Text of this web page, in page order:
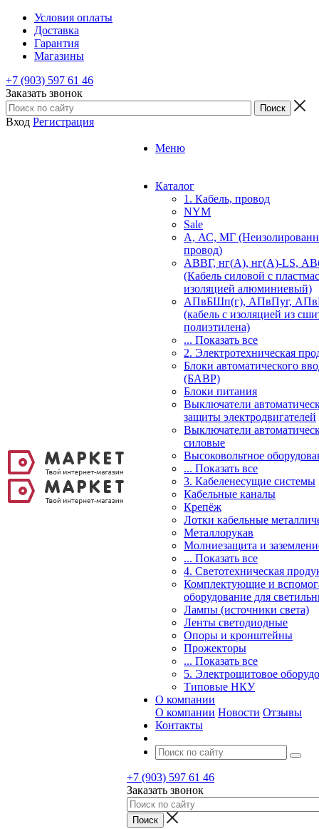
Условия оплаты
Доставка
Гарантия
Магазины
+7 (903) 597 61 46
Заказать звонок
Вход Регистрация
Меню
Каталог
1. Кабель, провод
NYM
Sale
А, АС, МГ
провод)
АВВГ, нг(А), нг(А)-LS,
(Кабель силовой с
изоляцией алюминиевый)
АПвБШп(г), АПвПуг,
(кабель с изоляцией из
полиэтилена)
... Показать все
2. Электротехническая
Блоки автоматического
(БАВР)
Блоки питания
Выключатели
защиты электродвигателей
Выключатели
силовые
Высоковольтное
... Показать все
3. Кабеленесущие системы
Кабельные каналы
Крепёж
Лотки кабельные
Металлорукав
Молниезащита и
... Показать все
4. Светотехническая
Комплектующие и
оборудование для
Лампы (источники света)
Ленты светодиодные
Опоры и кронштейны
Прожекторы
... Показать все
5. Электрощитовое
Типовые НКУ
О компании
О компании Новости Отзывы
Контакты
+7 (903) 597 61 46
Заказать звонок